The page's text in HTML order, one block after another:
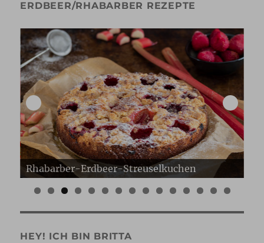
ERDBEER/RHABARBER REZEPTE
Erdbeer Gugelhupf
0 1 2 3 4 5
HEY! ICH BIN BRITTA